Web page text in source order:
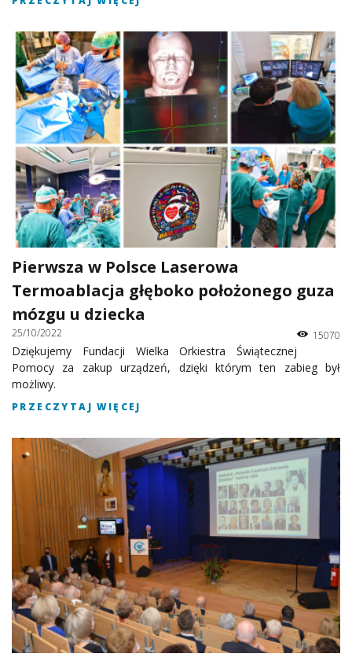
Pierwsza w Polsce Laserowa
Termoablacja głęboko położonego guza
mózgu u dziecka
25/10/2022 15070
Dziękujemy Fundacji Wielka Orkiestra Świątecznej
Pomocy za zakup urządzeń, dzięki którym ten zabieg był
możliwy.
PRZECZYTAJ WIĘCEJ